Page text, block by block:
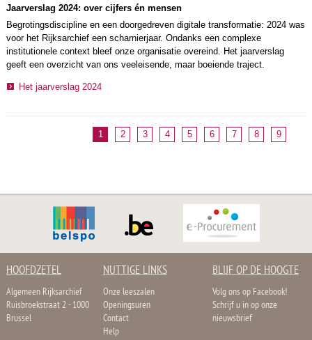
Jaarverslag 2024: over cijfers én mensen
Begrotingsdiscipline en een doorgedreven digitale transformatie: 2024 was
voor het Rijksarchief een scharnierjaar. Ondanks een complexe
institutionele context bleef onze organisatie overeind. Het jaarverslag
geeft een overzicht van ons veeleisende, maar boeiende traject.
Het jaarverslag 2024
1 2 3 4 5 6 7 8 9
HOOFDZETEL
Algemeen Rijksarchief
Ruisbroekstraat 2 - 1000
Brussel
NUTTIGE LINKS
Onze leeszalen
Openingsuren
Contact
Help
BLIJF OP DE HOOGTE
Volg ons op Facebook!
Schrijf u in op onze
nieuwsbrief